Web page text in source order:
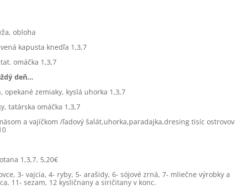
obloha
kapusta knedľa 1,3,7
omáčka 1,3,7
deň…
opekané zemiaky, kyslá uhorka 1,3,7
tatárska omáčka 1,3,7
a vajíčkom /ľadový šalát,uhorka,paradajka,dresing tisíc ostrovov
1,3,7, 5,20€
3- vajcia, 4- ryby, 5- arašidy, 6- sójové zrná, 7- mliečne výrobky a
11- sezam, 12 kysličnany a siričitany v konc.